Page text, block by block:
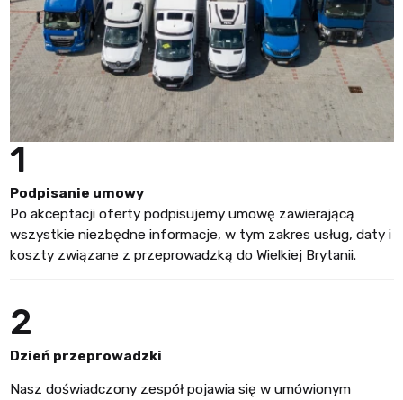
1
Podpisanie umowy
Po akceptacji oferty podpisujemy umowę zawierającą
wszystkie niezbędne informacje, w tym zakres usług, daty i
koszty związane z przeprowadzką do Wielkiej Brytanii.
2
Dzień przeprowadzki
Nasz doświadczony zespół pojawia się w umówionym